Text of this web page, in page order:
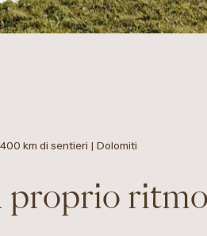
km di sentieri | Dolomiti
proprio ritmo